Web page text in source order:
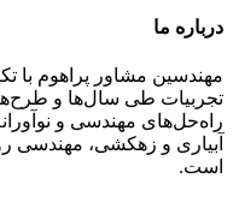
درباره ما
مهندسین مشاور پراهوم با
تجربیات طی سال‌ها و
راه‌حل‌های مهندسی و
آبیاری و زهکشی، مهندسی
است.